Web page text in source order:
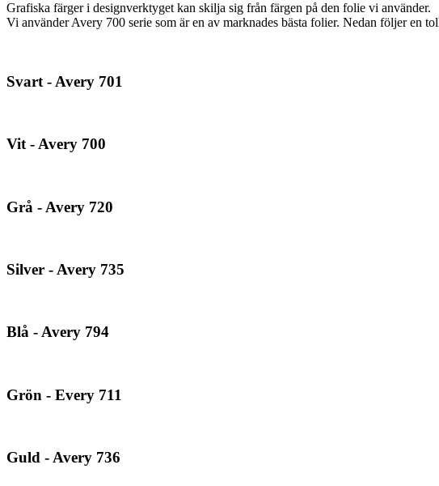
Grafiska färger i designverktyget kan skilja sig från färgen på den folie vi använder.
Vi använder Avery 700 serie som är en av marknades bästa folier. Nedan följer en
Svart - Avery 701
Vit - Avery 700
Grå - Avery 720
Silver - Avery 735
Blå - Avery 794
Grön - Every 711
Guld - Avery 736